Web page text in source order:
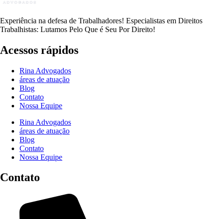
Experiência na defesa de Trabalhadores! Especialistas em Direitos
Trabalhistas: Lutamos Pelo Que é Seu Por Direito!
Acessos rápidos
Rina Advogados
áreas de atuação
Blog
Contato
Nossa Equipe
Rina Advogados
áreas de atuação
Blog
Contato
Nossa Equipe
Contato